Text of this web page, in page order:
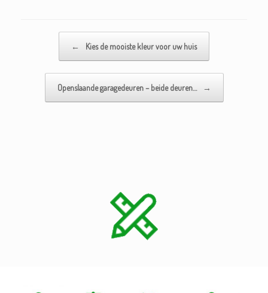
← Kies de mooiste kleur voor uw huis
Openslaande garagedeuren – beide deuren… →